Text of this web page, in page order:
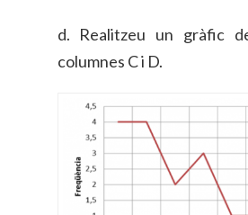
d. Realitzeu un gràfic
columnes C i D.